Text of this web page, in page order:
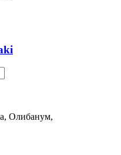
Олибанум,